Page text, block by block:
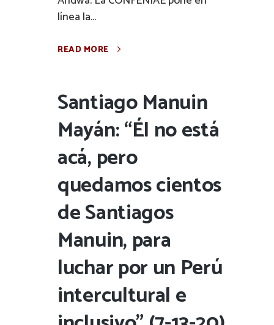
línea la...
READ MORE
Santiago Manuin
Mayán: “Él no está
acá, pero
quedamos cientos
de Santiagos
Manuin, para
luchar por un Perú
intercultural e